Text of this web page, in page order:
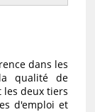
dans les
qualité de
les deux tiers
d'emploi et